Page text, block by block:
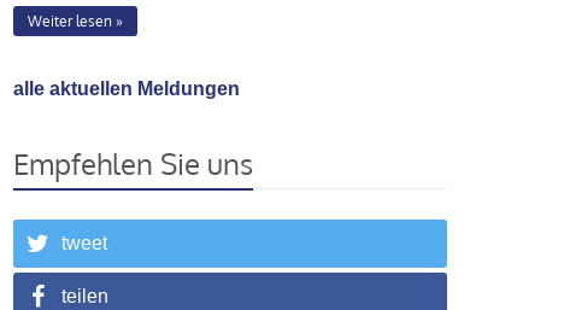
Weiter lesen
alle aktuellen Meldungen
Empfehlen Sie uns
tweet
teilen